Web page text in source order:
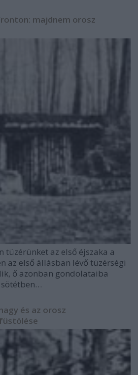
majdnem orosz
tüzérünket az első éjszaka a
az első állásban lévő tüzérségi
ő azonban gondolataiba
sötétben…
és az orosz